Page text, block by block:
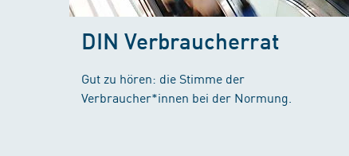
DIN Verbraucherrat
Gut zu hören: die Stimme der
Verbraucher*innen bei der Normung.